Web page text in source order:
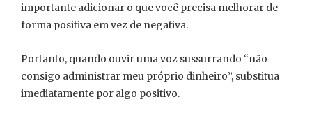
importante adicionar o que você precisa melhorar de
forma positiva em vez de negativa.
Portanto, quando ouvir uma voz sussurrando “não
consigo administrar meu próprio dinheiro”, substitua
imediatamente por algo positivo.